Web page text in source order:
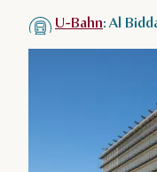
U-Bahn: Al